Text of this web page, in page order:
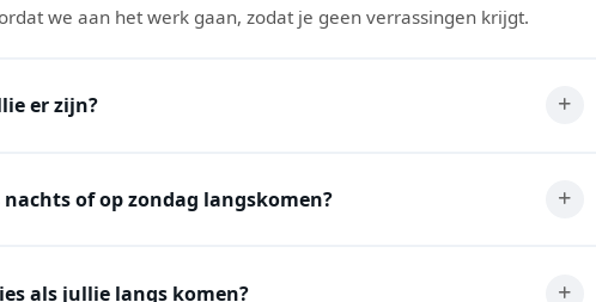
we aan het werk gaan, zodat je geen verrassingen krijgt.
er zijn?
of op zondag langskomen?
als jullie langs komen?